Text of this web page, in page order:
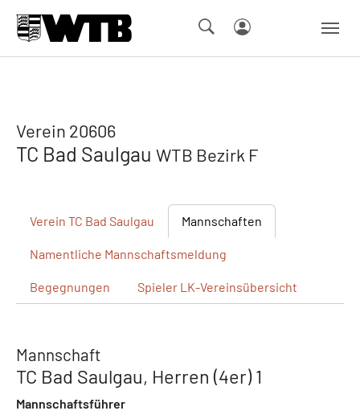
Verein 20606
TC Bad Saulgau WTB Bezirk F
Verein TC Bad Saulgau Mannschaften
Namentliche Mannschaftsmeldung
Begegnungen Spieler LK-Vereinsübersicht
Mannschaft
TC Bad Saulgau, Herren (4er) 1
Mannschaftsführer